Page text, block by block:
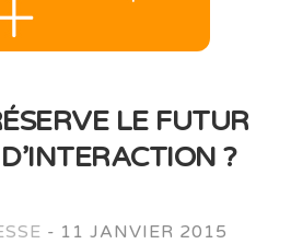
LE FUTUR
?
- 11 JANVIER 2015